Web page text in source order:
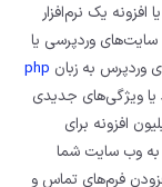
یک نرم‌افزار
وردپرسی یا
وردپرس به زبان php
یا ویژگی‌های جدیدی
اضافه می‌کنند. حدوداً بیش از ۱ میلیون افزونه برای
به وب سایت شما
فرم‌های تماس و